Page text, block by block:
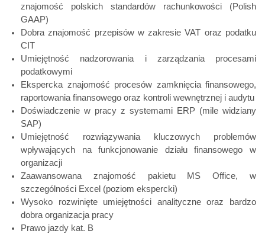
znajomość polskich standardów rachunkowości (Polish
GAAP)
Dobra znajomość przepisów w zakresie VAT oraz podatku
CIT
Umiejętność nadzorowania i zarządzania procesami
podatkowymi
Ekspercka znajomość procesów zamknięcia finansowego,
raportowania finansowego oraz kontroli wewnętrznej i audytu
Doświadczenie w pracy z systemami ERP (mile widziany
SAP)
Umiejętność rozwiązywania kluczowych problemów
wpływających na funkcjonowanie działu finansowego w
organizacji
Zaawansowana znajomość pakietu MS Office, w
szczególności Excel (poziom ekspercki)
Wysoko rozwinięte umiejętności analityczne oraz bardzo
dobra organizacja pracy
Prawo jazdy kat. B